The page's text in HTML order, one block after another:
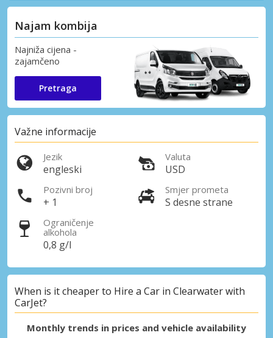
Najam kombija
Najniža cijena -
zajamčeno
Pretraga
Važne informacije
Jezik
engleski
Valuta
USD
Pozivni broj
+ 1
Smjer prometa
S desne strane
Ograničenje
alkohola
0,8 g/l
When is it cheaper to Hire a Car in Clearwater with
CarJet?
Monthly trends in prices and vehicle availability